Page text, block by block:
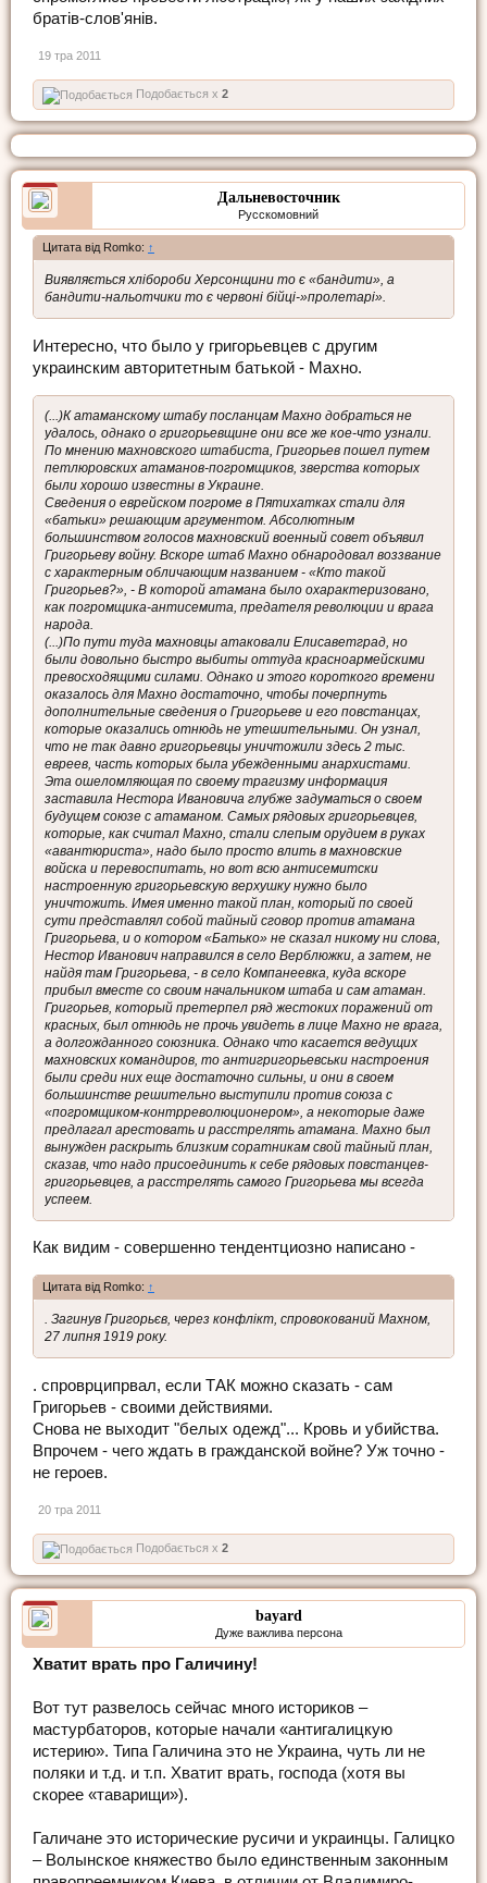
братів-слов'янів.
19 тра 2011
Подобається x 2
Дальневосточник
Русскомовний
Цитата від Romko: ↑
Виявляється хлібороби Херсонщини то є «бандити», а
бандити-нальотчики то є червоні бійці-»пролетарі».
Интересно, что было у григорьевцев с другим
украинским авторитетным батькой - Махно.
(...)К атаманскому штабу посланцам Махно добраться не
удалось, однако о григорьевщине они все же кое-что узнали.
По мнению махновского штабиста, Григорьев пошел путем
петлюровских атаманов-погромщиков, зверства которых
были хорошо известны в Украине.
Сведения о еврейском погроме в Пятихатках стали для
«батьки» решающим аргументом. Абсолютным
большинством голосов махновский военный совет объявил
Григорьеву войну. Вскоре штаб Махно обнародовал воззвание
с характерным обличающим названием - «Кто такой
Григорьев?», - В которой атамана было охарактеризовано,
как погромщика-антисемита, предателя революции и врага
народа.
(...)По пути туда махновцы атаковали Елисаветград, но
были довольно быстро выбиты оттуда красноармейскими
превосходящими силами. Однако и этого короткого времени
оказалось для Махно достаточно, чтобы почерпнуть
дополнительные сведения о Григорьеве и его повстанцах,
которые оказались отнюдь не утешительными. Он узнал,
что не так давно григорьевцы уничтожили здесь 2 тыс.
евреев, часть которых была убежденными анархистами.
Эта ошеломляющая по своему трагизму информация
заставила Нестора Ивановича глубже задуматься о своем
будущем союзе с атаманом. Самых рядовых григорьевцев,
которые, как считал Махно, стали слепым орудием в руках
«авантюриста», надо было просто влить в махновские
войска и перевоспитать, но вот всю антисемитски
настроенную григорьевскую верхушку нужно было
уничтожить. Имея именно такой план, который по своей
сути представлял собой тайный сговор против атамана
Григорьева, и о котором «Батько» не сказал никому ни слова,
Нестор Иванович направился в село Верблюжки, а затем, не
найдя там Григорьева, - в село Компанеевка, куда вскоре
прибыл вместе со своим начальником штаба и сам атаман.
Григорьев, который претерпел ряд жестоких поражений от
красных, был отнюдь не прочь увидеть в лице Махно не врага,
а долгожданного союзника. Однако что касается ведущих
махновских командиров, то антигригорьевськи настроения
были среди них еще достаточно сильны, и они в своем
большинстве решительно выступили против союза с
«погромщиком-контрреволюционером», а некоторые даже
предлагал арестовать и расстрелять атамана. Махно был
вынужден раскрыть близким соратникам свой тайный план,
сказав, что надо присоединить к себе рядовых повстанцев-
григорьевцев, а расстрелять самого Григорьева мы всегда
успеем.
Как видим - совершенно тендентциозно написано -
Цитата від Romko: ↑
. Загинув Григорьєв, через конфлікт, спровокований Махном,
27 липня 1919 року.
. спроврципрвал, если ТАК можно сказать - сам
Григорьев - своими действиями.
Снова не выходит "белых одежд"... Кровь и убийства.
Впрочем - чего ждать в гражданской войне? Уж точно -
не героев.
20 тра 2011
Подобається x 2
bayard
Дуже важлива персона
Хватит врать про Галичину!
Вот тут развелось сейчас много историков –
мастурбаторов, которые начали «антигалицкую
истерию». Типа Галичина это не Украина, чуть ли не
поляки и т.д. и т.п. Хватит врать, господа (хотя вы
скорее «таварищи»).
Галичане это исторические русичи и украинцы. Галицко
– Волынское княжество было единственным законным